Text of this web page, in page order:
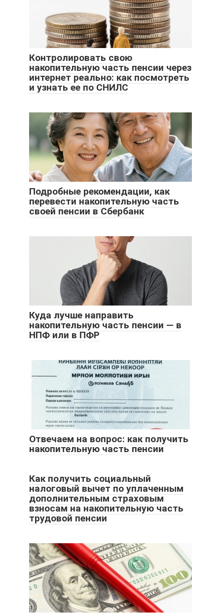
Контролировать свою
накопительную часть пенсии через
интернет реально: как посмотреть
и узнать ее по СНИЛС
Подробные рекомендации, как
перевести накопительную часть
своей пенсии в Сбербанк
Куда лучше направить
накопительную часть пенсии — в
НПФ или в ПФР
Отвечаем на вопрос: как получить
накопительную часть пенсии
Как получить социальный
налоговый вычет по уплаченным
дополнительным страховым
взносам на накопительную часть
трудовой пенсии